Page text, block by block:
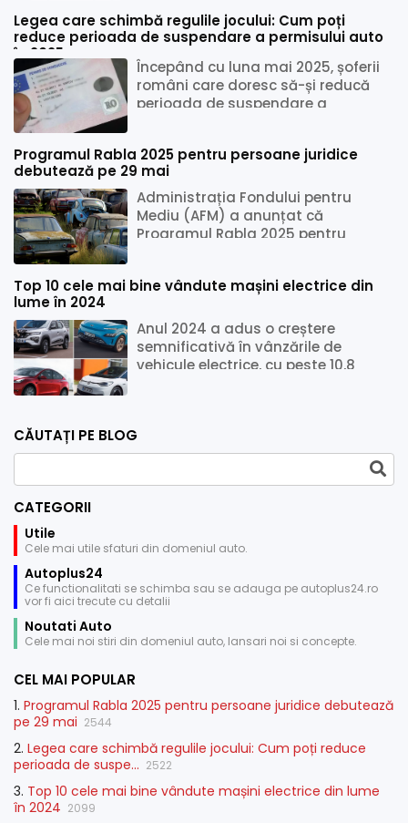
Legea care schimbă regulile jocului: Cum poți
reduce perioada de suspendare a permisului auto
în 2025
Începând cu luna mai 2025, șoferii
români care doresc să-și reducă
perioada de suspendare a
Programul Rabla 2025 pentru persoane juridice
debutează pe 29 mai
Administrația Fondului pentru
Mediu (AFM) a anunțat că
Programul Rabla 2025 pentru
Top 10 cele mai bine vândute mașini electrice din
lume în 2024
Anul 2024 a adus o creștere
semnificativă în vânzările de
vehicule electrice, cu peste 10,8
CĂUTAȚI PE BLOG
CATEGORII
Utile
Cele mai utile sfaturi din domeniul auto.
Autoplus24
Ce functionalitati se schimba sau se adauga pe autoplus24.ro
vor fi aici trecute cu detalii
Noutati Auto
Cele mai noi stiri din domeniul auto, lansari noi si concepte.
CEL MAI POPULAR
1. Programul Rabla 2025 pentru persoane juridice debutează
pe 29 mai 2544
2. Legea care schimbă regulile jocului: Cum poți reduce
perioada de suspe... 2522
3. Top 10 cele mai bine vândute mașini electrice din lume
în 2024 2099